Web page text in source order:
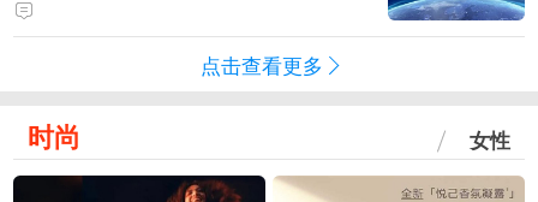
点击查看更多
时尚 女性